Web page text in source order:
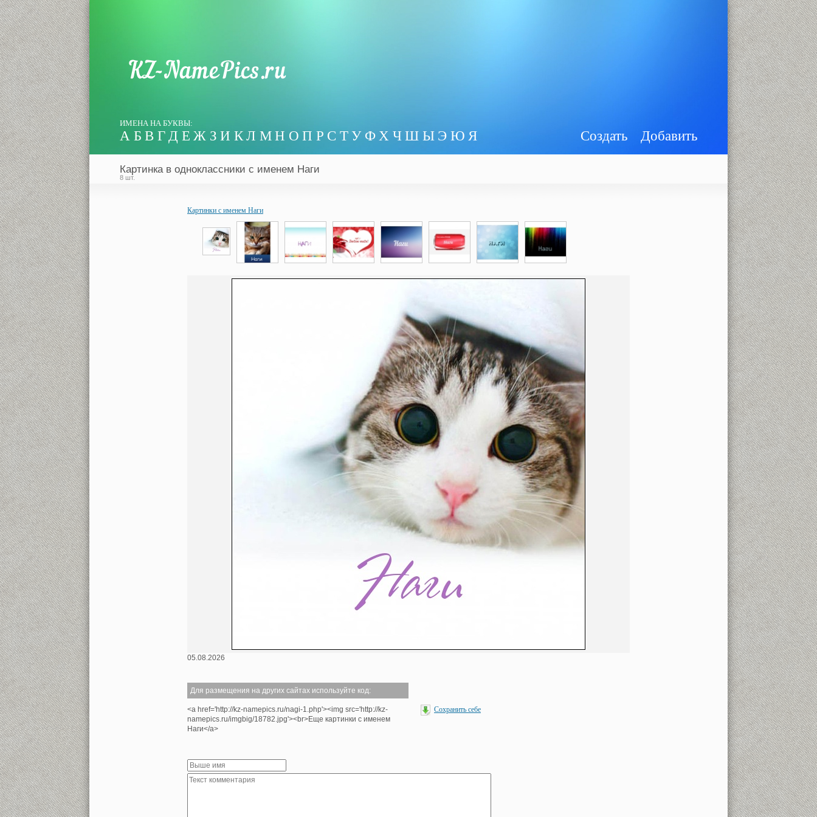
Добавить
Создать
ИМЕНА НА БУКВЫ:
А Б В Г Д Е Ж З И К Л М Н О П Р С Т У Ф Х Ч Ш Ы Э Ю Я
Картинка в одноклассники с именем Наги
8 шт.
Картинки с именем Наги
05.08.2026
Для размещения на других сайтах используйте код:
<a href='http://kz-namepics.ru/nagi-1.php'><img src='http://kz-
namepics.ru/imgbig/18782.jpg'><br>Еще картинки с именем
Наги</a>
Сохранить себе